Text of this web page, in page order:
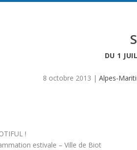
DU 1
8 octobre 2013 |Alpes-
!
estivale – Ville de Biot